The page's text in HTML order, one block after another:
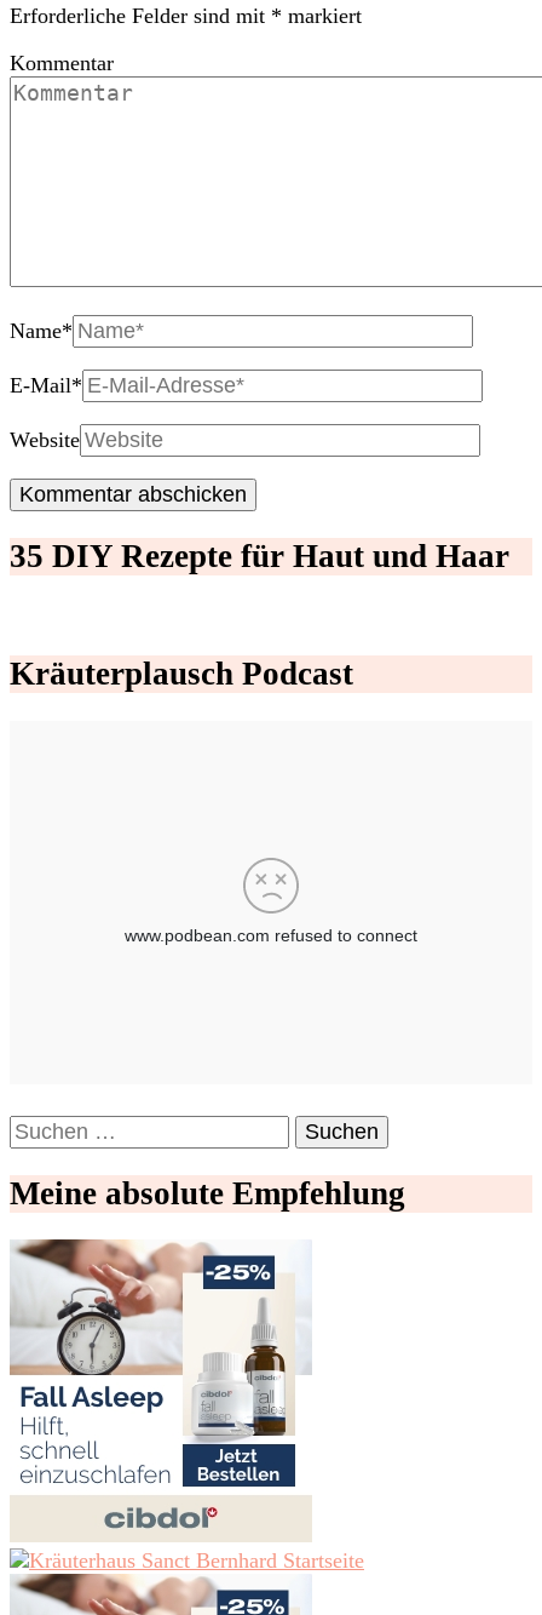
Erforderliche Felder sind mit * markiert
Kommentar
Name*
E-Mail*
Website
35 DIY Rezepte für Haut und Haar
Kräuterplausch Podcast
Suchen
nach:
Meine absolute Empfehlung